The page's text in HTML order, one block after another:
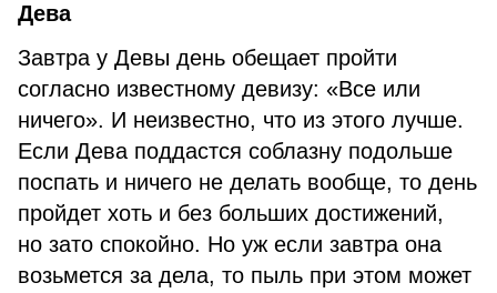
Дева
Завтра у Девы день обещает пройти
согласно известному девизу: «Все или
ничего». И неизвестно, что из этого лучше.
Если Дева поддастся соблазну подольше
поспать и ничего не делать вообще, то день
пройдет хоть и без больших достижений,
но зато спокойно. Но уж если завтра она
возьмется за дела, то пыль при этом может